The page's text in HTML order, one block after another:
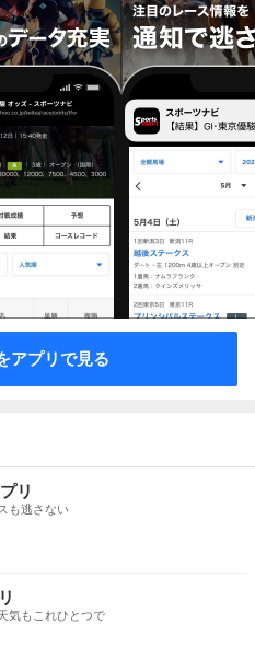
アプリで見る
リ
も逃さない
気もこれひとつで